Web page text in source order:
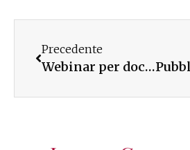
Precedente
Webinar per docenti con Opera Prima